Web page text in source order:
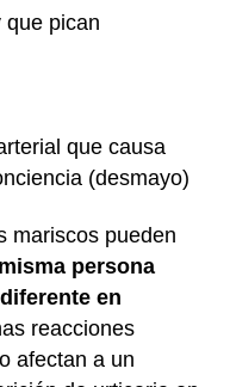
que pican
que causa
(desmayo)
mariscos pueden
persona
en
reacciones
afectan a un